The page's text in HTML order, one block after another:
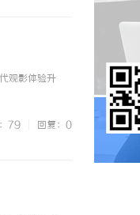
观影体验升
79 回复：0